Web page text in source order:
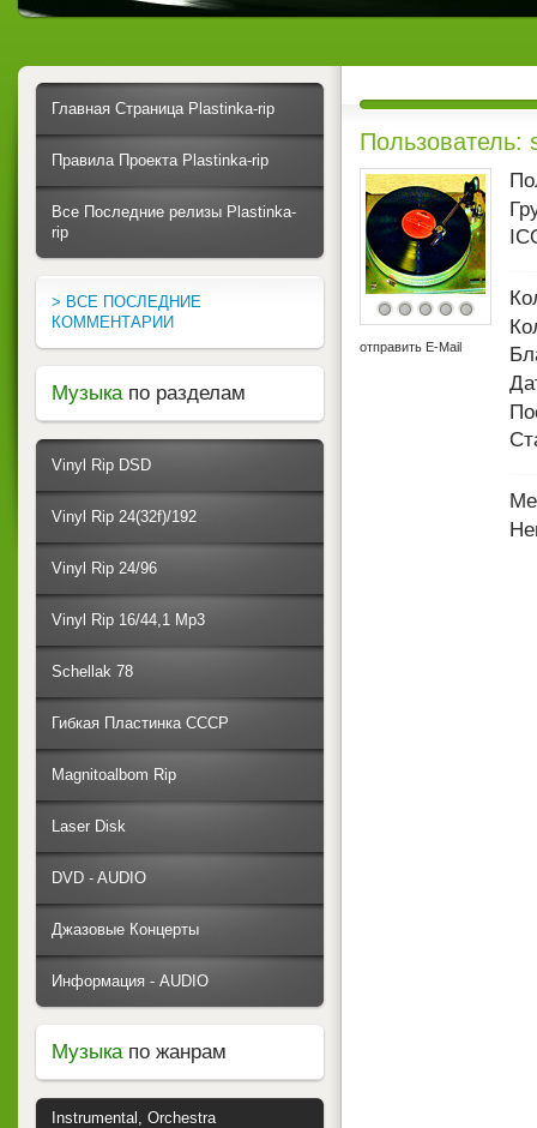
Пользователь:
отправить E-Mail
Главная Страница Plastinka-rip
Правила Проекта Plastinka-rip
Все Последние релизы Plastinka-
rip
> ВСЕ ПОСЛЕДНИЕ
КОММЕНТАРИИ
Музыка по разделам
Vinyl Rip DSD
Vinyl Rip 24(32f)/192
Vinyl Rip 24/96
Vinyl Rip 16/44,1 Mp3
Schellak 78
Гибкая Пластинка СССР
Magnitoalbom Rip
Laser Disk
DVD - AUDIO
Джазовые Концерты
Информация - AUDIO
Музыкапо жанрам
Instrumental, Orchestra